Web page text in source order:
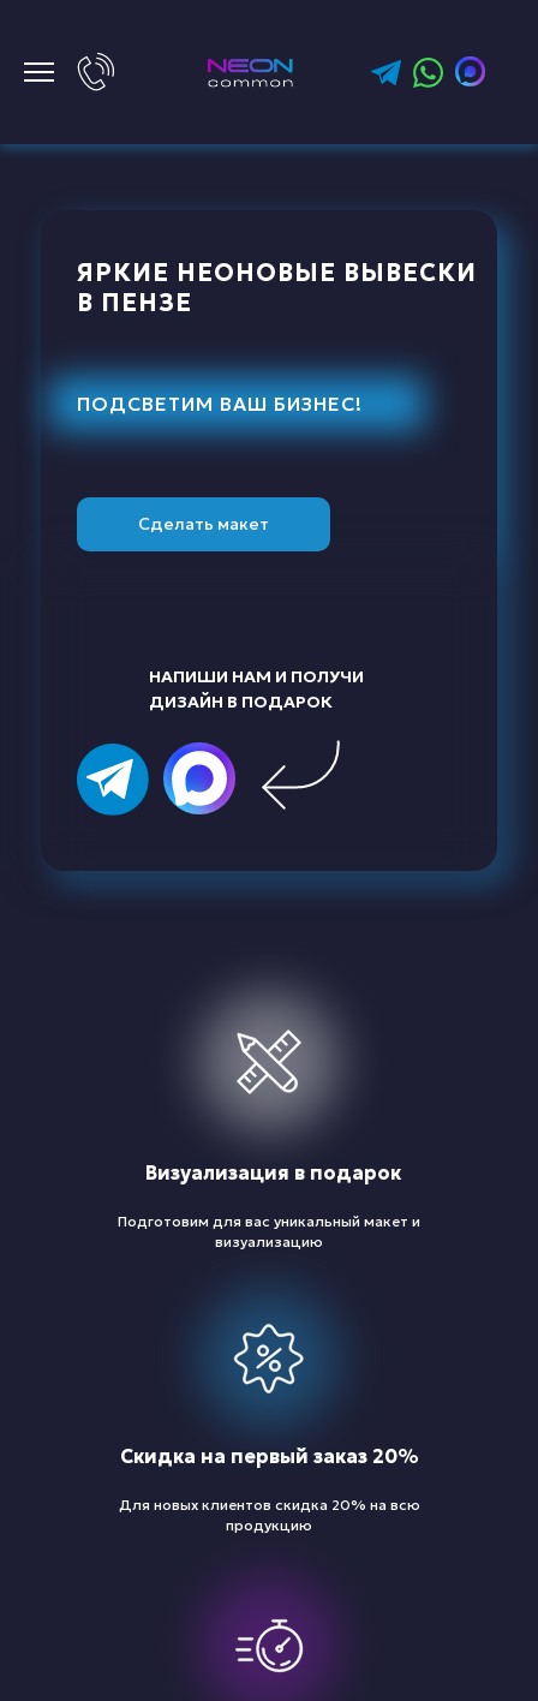
ЯРКИЕ НЕОНОВЫЕ ВЫВЕСКИ
В ПЕНЗЕ
ПОДСВЕТИМ ВАШ БИЗНЕС!
НАПИШИ НАМ И ПОЛУЧИ
ДИЗАЙН В ПОДАРОК
Сделать макет
Визуализация в подарок
Подготовим для вас уникальный макет и
визуализацию
Для новых клиентов скидка 20% на всю
продукцию
Скидка на первый заказ 20%